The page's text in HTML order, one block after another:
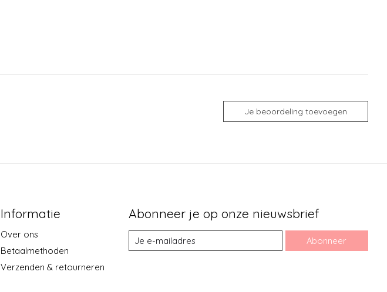
Je beoordeling toevoegen
Informatie
Over ons
Betaalmethoden
Verzenden & retourneren
Abonneer je op onze nieuwsbrief
Abonneer